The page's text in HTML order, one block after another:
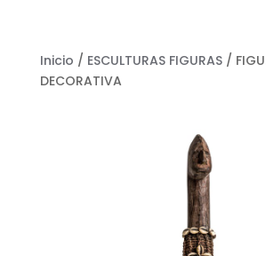
Inicio / ESCULTURAS FIGURAS/
DECORATIVA